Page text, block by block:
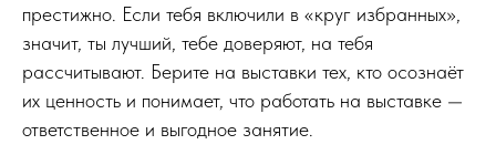
престижно. Если тебя включили в «круг избранных»,
значит, ты лучший, тебе доверяют, на тебя
рассчитывают. Берите на выставки тех, кто осознаёт
их ценность и понимает, что работать на выставке —
ответственное и выгодное занятие.